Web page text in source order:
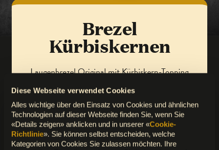
Diese Webseite verwendet Cookies
Alles wichtige über den Einsatz von Cookies und ähnlichen
Technologien auf dieser Webseite finden Sie, wenn Sie
«Details zeigen» anklicken und in unserer «Cookie-
Richtlinie». Sie können selbst entscheiden, welche
Kategorien von Cookies Sie zulassen möchten. Ihre
Brezel
Kürbiskernen
Laugenbrezel Original mit Kürbiskern-Topping
INFORMATIONEN ZU ALLERGENEN